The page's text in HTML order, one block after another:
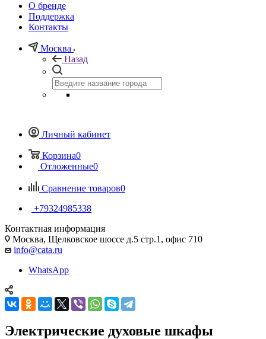
О бренде
Поддержка
Контакты
Москва
Назад
Личный кабинет
Корзина0
Отложенные0
Сравнение товаров0
+79324985338
Контактная информация
Москва, Щелковское шоссе д.5 стр.1, офис 710
info@cata.ru
WhatsApp
Электрические духовые шкафы